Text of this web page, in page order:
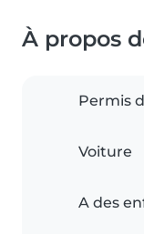
À propos
Permis
Voiture
A des